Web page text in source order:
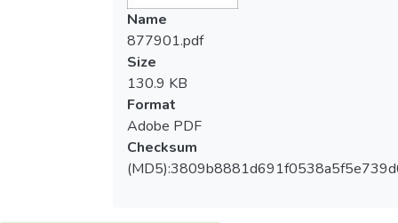
Name
877901.pdf
Size
130.9 KB
Format
Adobe PDF
Checksum